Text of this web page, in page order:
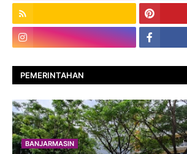
PEMERINTAHAN
BANJARMASIN